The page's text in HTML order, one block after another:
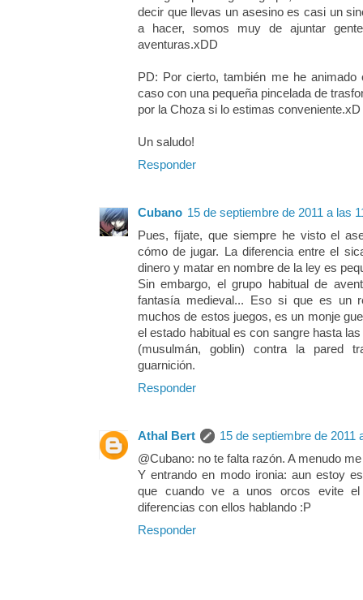
decir que llevas un asesino es casi un
a hacer, somos muy de ajuntar
aventuras.xDD
PD: Por cierto, también me he
caso con una pequeña pincelada de
por la Choza si lo estimas conveniente.xD
Un saludo!
Responder
Cubano 15 de septiembre de 2011 a las
Pues, fíjate, que siempre he visto el
cómo de jugar. La diferencia entre el
dinero y matar en nombre de la ley es
Sin embargo, el grupo habitual de
fantasía medieval... Eso si que es un
muchos de estos juegos, es un monje
el estado habitual es con sangre hasta
(musulmán, goblin) contra la pared
guarnición.
Responder
Athal Bert
15 de septiembre de 2011
@Cubano: no te falta razón. A menudo
Y entrando en modo ironia: aun estoy
que cuando ve a unos orcos evite
diferencias con ellos hablando :P
Responder